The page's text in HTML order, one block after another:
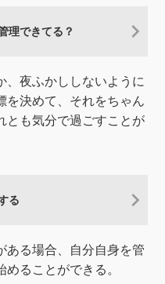
理できてる？
、夜ふかししないように
決めて、それをちゃん
とも気分で過ごすことが
る
ある場合、自分自身を管
ることができる。